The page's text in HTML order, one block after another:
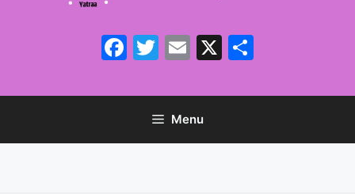
Facebook
Twitter
Email
X
Menu